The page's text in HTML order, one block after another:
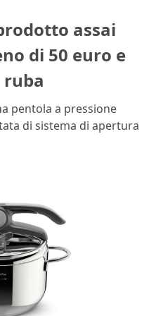
assai
di 50 euro e
ruba
pentola a pressione
di sistema di apertura